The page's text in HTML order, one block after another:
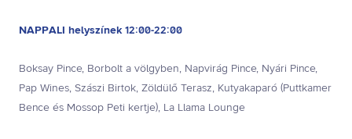
NAPPALI helyszínek 12:00-22:00
Boksay Pince, Borbolt a völgyben, Napvirág Pince, Nyári Pince,
Pap Wines, Szászi Birtok, Zöldülő Terasz, Kutyakaparó (Puttkamer
Bence és Mossop Peti kertje), La Llama Lounge